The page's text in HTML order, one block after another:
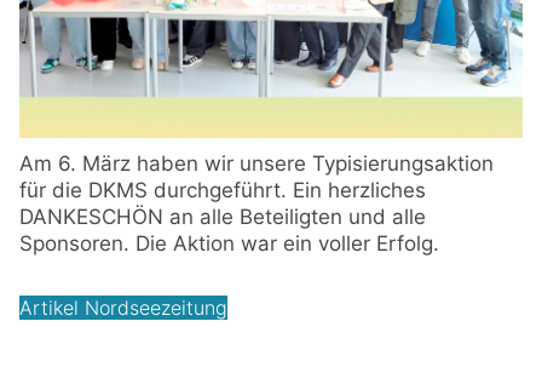
Am 6. März haben wir unsere Typisierungsaktion
für die DKMS durchgeführt. Ein herzliches
DANKESCHÖN an alle Beteiligten und alle
Sponsoren. Die Aktion war ein voller Erfolg.
Artikel Nordseezeitung